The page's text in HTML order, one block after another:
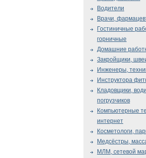
Водители
Врачи,
Гостиничные
горничные
Домашние
Закройщики,
Инженеры,
Инструктора
Кладовщики,
погрузчиков
Компьютерные
интернет
Косметологи,
Медсёстры,
МЛМ, сетевой